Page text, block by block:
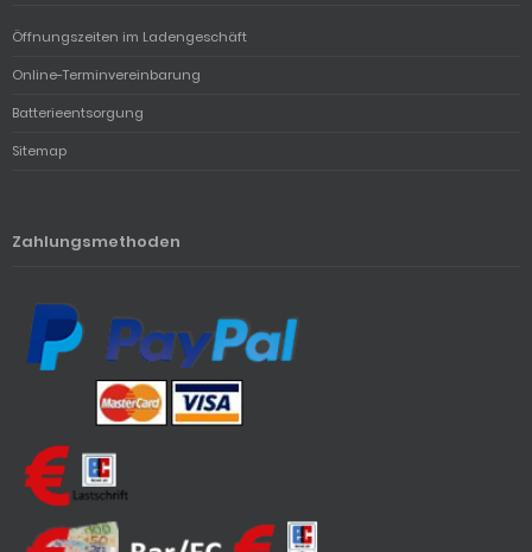
Öffnungszeiten im Ladengeschäft
Online-Terminvereinbarung
Batterieentsorgung
Sitemap
Zahlungsmethoden